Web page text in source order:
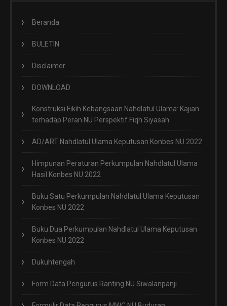
Beranda
BULETIN
Disclaimer
DOWNLOAD
Konstruksi Fikih Kebangsaan Nahdlatul Ulama: Kajian
terhadap Peran NU Perspektif Fiqh Siyasah
AD/ART Nahdlatul Ulama Keputusan Konbes NU 2022
Himpunan Peraturan Perkumpulan Nahdlatul Ulama
Hasil Konbes NU 2022
Buku Satu Perkumpulan Nahdlatul Ulama Keputusan
Konbes NU 2022
Buku Dua Perkumpulan Nahdlatul Ulama Keputusan
Konbes NU 2022
Dukuhtengah
Form Data Pengurus Ranting NU Siwalanpanji